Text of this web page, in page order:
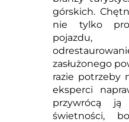
górskich.
nie tylko
zasłużonego
razie potrzeby
eksperci
przywrócą
świetności,